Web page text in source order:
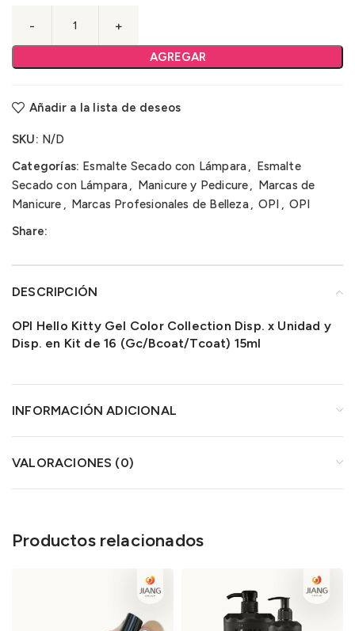
AGREGAR
Añadir a la lista de deseos
SKU: N/D
Categorías: Esmalte Secado con Lámpara, Esmalte
Secado con Lámpara, Manicure y Pedicure, Marcas de
Manicure , Marcas Profesionales de Belleza, OPI , OPI
Share:
DESCRIPCIÓN
OPI Hello Kitty Gel Color Collection Disp. x Unidad y
Disp. en Kit de 16 (Gc/Bcoat/Tcoat) 15ml
INFORMACIÓN ADICIONAL
VALORACIONES (0)
Productos relacionados